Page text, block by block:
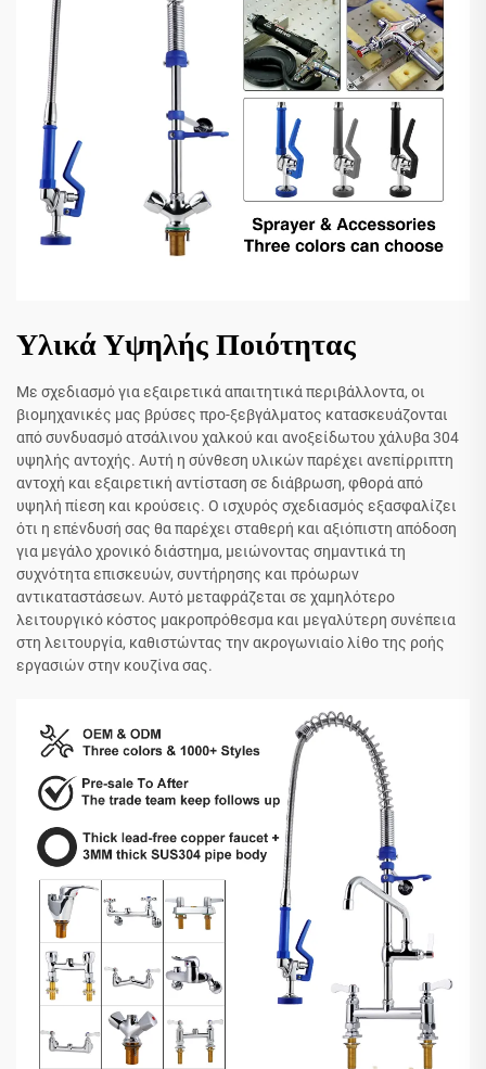
Υλικά Υψηλής Ποιότητας
Με σχεδιασμό για εξαιρετικά απαιτητικά περιβάλλοντα, οι
βιομηχανικές μας βρύσες προ-ξεβγάλματος κατασκευάζονται
από συνδυασμό ατσάλινου χαλκού και ανοξείδωτου χάλυβα 304
υψηλής αντοχής. Αυτή η σύνθεση υλικών παρέχει ανεπίρριπτη
αντοχή και εξαιρετική αντίσταση σε διάβρωση, φθορά από
υψηλή πίεση και κρούσεις. Ο ισχυρός σχεδιασμός εξασφαλίζει
ότι η επένδυσή σας θα παρέχει σταθερή και αξιόπιστη απόδοση
για μεγάλο χρονικό διάστημα, μειώνοντας σημαντικά τη
συχνότητα επισκευών, συντήρησης και πρόωρων
αντικαταστάσεων. Αυτό μεταφράζεται σε χαμηλότερο
λειτουργικό κόστος μακροπρόθεσμα και μεγαλύτερη συνέπεια
στη λειτουργία, καθιστώντας την ακρογωνιαίο λίθο της ροής
εργασιών στην κουζίνα σας.